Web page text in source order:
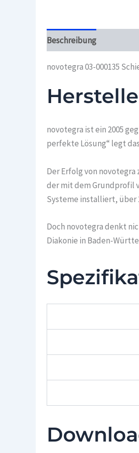
Beschreibung
novotegra 03-000135
novotegra ist ein 2005
perfekte Lösung“ legt
Der Erfolg von
der mit dem Grundprofil
Systeme installiert, über
Doch novotegra denkt
Diakonie in Baden-